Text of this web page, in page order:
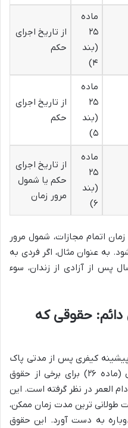
ماده
۲۵
(بند
۴)
از تاریخ اجرای
حکم
ماده
۲۵
(بند
۵)
از تاریخ اجرای
حکم
ماده
۲۵
(بند
۶)
از تاریخ اجرای
حکم یا شمول
مرور زمان
اتمام مجازات، شمول مرور
به عنوان مثال، اگر فردی به
پس از آزادی از زندان، سوء
حقوقی که
پیشینه کیفری پس از مدتی پاک
می شود، اما قانون مجازات اسلامی (ماده ۲۶) برای برخی از حقوق
العمر در نظر گرفته است. این
ترین مدت زمان ممکن،
به دست آورد. این حقوق